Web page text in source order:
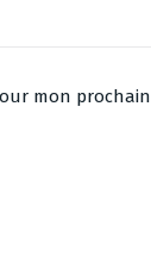
mon prochain